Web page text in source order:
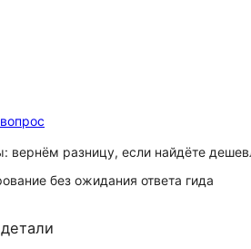
вернём разницу, если найдёте
без ожидания ответа гида